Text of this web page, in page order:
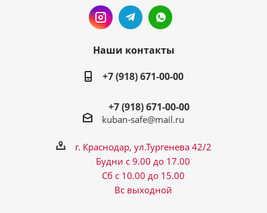
Наши контакты
+7 (918) 671-00-00
+7 (918) 671-00-00
kuban-safe@mail.ru
г. Краснодар, ул.Тургенева 42/2
Будни с 9.00 до 17.00
Сб с 10.00 до 15.00
Вс выходной